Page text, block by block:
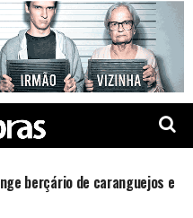
berçário de caranguejos e